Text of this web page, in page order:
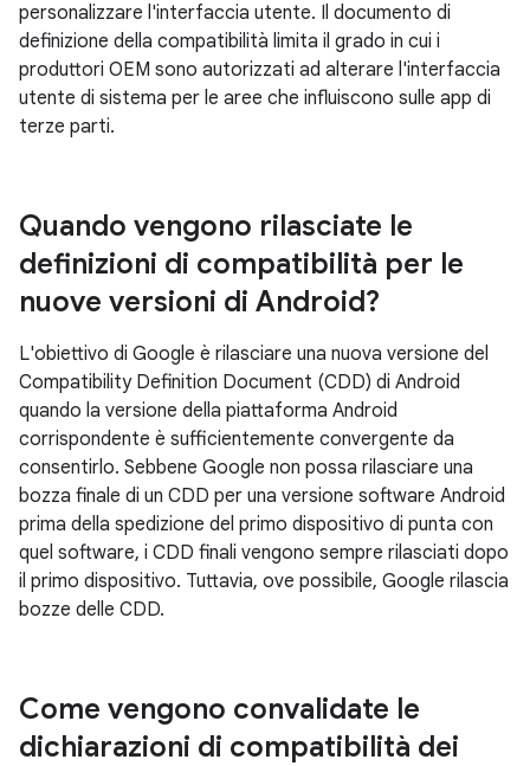
personalizzare l'interfaccia utente. Il documento di
definizione della compatibilità limita il grado in cui i
produttori OEM sono autorizzati ad alterare l'interfaccia
utente di sistema per le aree che influiscono sulle app di
terze parti.
Quando vengono rilasciate le
definizioni di compatibilità per le
nuove versioni di Android?
L'obiettivo di Google è rilasciare una nuova versione del
Compatibility Definition Document (CDD) di Android
quando la versione della piattaforma Android
corrispondente è sufficientemente convergente da
consentirlo. Sebbene Google non possa rilasciare una
bozza finale di un CDD per una versione software Android
prima della spedizione del primo dispositivo di punta con
quel software, i CDD finali vengono sempre rilasciati dopo
il primo dispositivo. Tuttavia, ove possibile, Google rilascia
bozze delle CDD.
Come vengono convalidate le
dichiarazioni di compatibilità dei